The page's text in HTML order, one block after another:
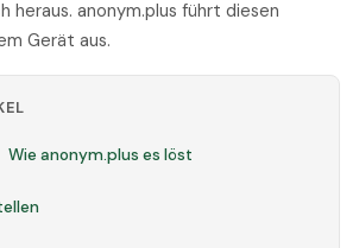
heraus. anonym.plus führt diesen
Gerät aus.
Wie anonym.plus es löst